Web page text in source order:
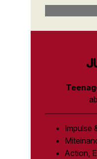
Impulse
Action,